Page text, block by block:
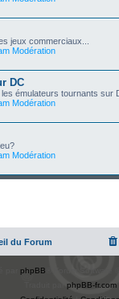
jeux commerciaux...
Modération
DC
émulateurs tournants sur
Modération
Modération
du Forum
phpBB
phpBB-fr.com